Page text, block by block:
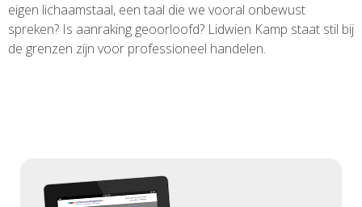
eigen lichaamstaal, een taal die we vooral onbewust
spreken? Is aanraking geoorloofd? Lidwien Kamp staat stil bij
de grenzen zijn voor professioneel handelen.